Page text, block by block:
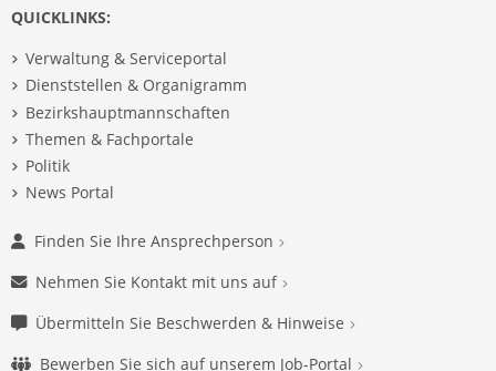
QUICKLINKS:
Verwaltung & Serviceportal
Dienststellen & Organigramm
Bezirkshauptmannschaften
Themen & Fachportale
Politik
News Portal
Finden Sie Ihre Ansprechperson
Nehmen Sie Kontakt mit uns auf
Übermitteln Sie Beschwerden & Hinweise
Bewerben Sie sich auf unserem Job-Portal